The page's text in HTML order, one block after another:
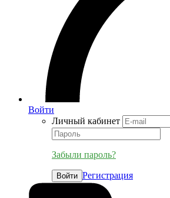
Войти
Личный кабинет
Забыли пароль?
Войти Регистрация